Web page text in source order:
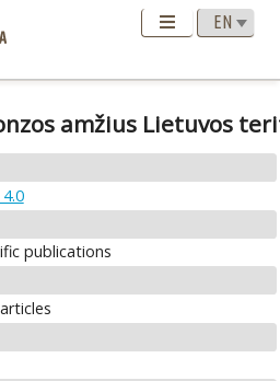
amžius Lietuvos
publications